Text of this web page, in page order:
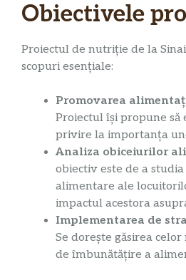
Obiectivele
Proiectul de nutriție de la
scopuri esențiale:
Promovarea
Proiectul își propune să
privire la importanța
Analiza obiceiurilor
obiectiv este de a
alimentare ale
impactul acestora
Implementarea de
Se dorește găsirea
de îmbunătățire a